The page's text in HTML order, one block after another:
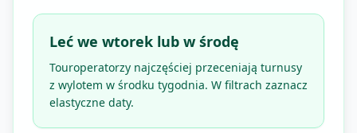
Leć we wtorek lub w środę
Touroperatorzy najczęściej przeceniają turnusy
z wylotem w środku tygodnia. W filtrach zaznacz
elastyczne daty.